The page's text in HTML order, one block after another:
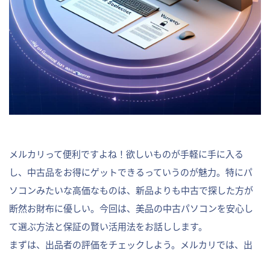
メルカリって便利ですよね！欲しいものが手軽に手に入る
し、中古品をお得にゲットできるっていうのが魅力。特にパ
ソコンみたいな高価なものは、新品よりも中古で探した方が
断然お財布に優しい。今回は、美品の中古パソコンを安心し
て選ぶ方法と保証の賢い活用法をお話しします。
まずは、出品者の評価をチェックしよう。メルカリでは、出